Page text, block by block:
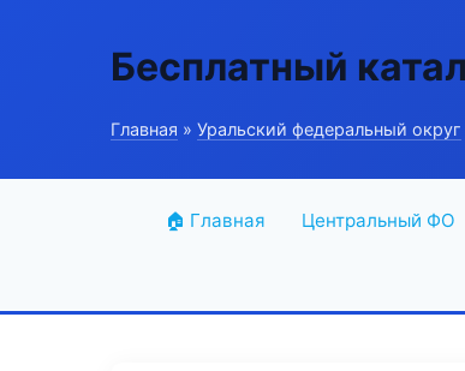
Бесплатный
Главная » Уральский федеральный округ
🏠 Главная Центральный ФО